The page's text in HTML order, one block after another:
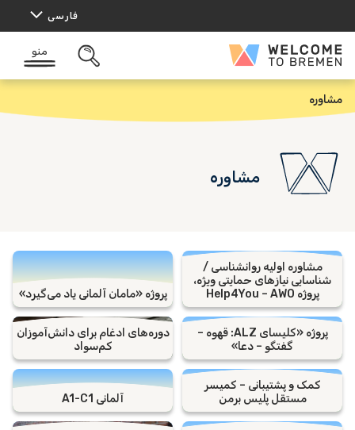
محتوا
فارسی
Welcome
Bremen
باز
منو
خ
ا
مشاوره
مشاوره
مشاوره اولیه روانشناسی /
شناسایی نیازهای حمایتی ویژه،
پروژه Help4You – AWO
پروژه «مامان آلمانی یاد می‌گیرد»
پروژه «کلیسای ALZ: قهوه –
گفتگو – دعا»
دوره‌های ادغام برای دانش‌آموزان
کم‌سواد
کمک و پشتیبانی – کمیسر
مستقل پلیس برمن
آلمانی A1-C1